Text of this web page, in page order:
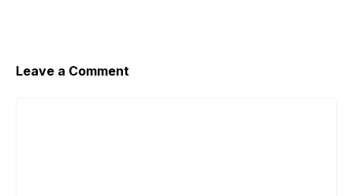
Leave a Comment